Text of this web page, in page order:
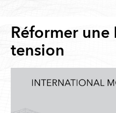
Réformer
tension